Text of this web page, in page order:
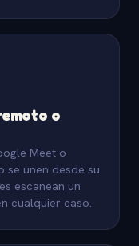
o
Meet o
se unen desde su
escanean un
cualquier caso.